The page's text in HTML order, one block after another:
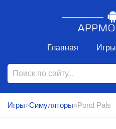
Главная Игры
Игры»Симуляторы»Pond Pals